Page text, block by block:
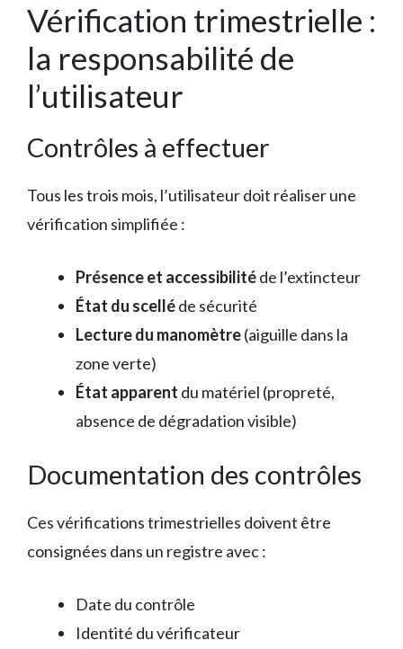
Vérification trimestrielle :
la responsabilité de
l’utilisateur
Contrôles à effectuer
Tous les trois mois, l’utilisateur doit réaliser une
vérification simplifiée :
Présence et accessibilitéde l’extincteur
État du scelléde sécurité
Lecture du manomètre(aiguille dans la
zone verte)
État apparent du matériel (propreté,
absence de dégradation visible)
Documentation des contrôles
Ces vérifications trimestrielles doivent être
consignées dans un registre avec :
Date du contrôle
Identité du vérificateur